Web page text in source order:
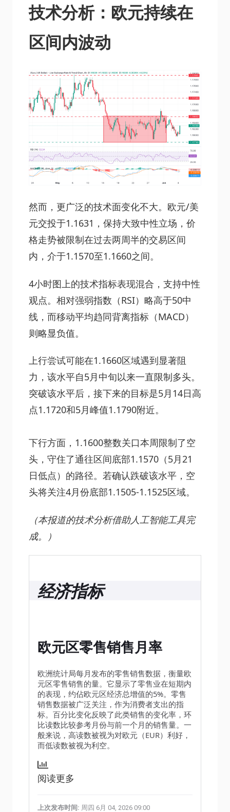
技术分析：欧元持续在
区间内波动
然而，更广泛的技术面变化不大。欧元/美
元交投于1.1631，保持大致中性立场，价
格走势被限制在过去两周半的交易区间
内，介于1.1570至1.1660之间。
4小时图上的技术指标表现混合，支持中性
观点。相对强弱指数（RSI）略高于50中
线，而移动平均趋同背离指标（MACD）
则略显负值。
上行尝试可能在1.1660区域遇到显著阻
力，该水平自5月中旬以来一直限制多头。
突破该水平后，接下来的目标是5月14日高
点1.1720和5月峰值1.1790附近。
下行方面，1.1600整数关口本周限制了空
头，守住了通往区间底部1.1570（5月21
日低点）的路径。若确认跌破该水平，空
头将关注4月份底部1.1505-1.1525区域。
（本报道的技术分析借助人工智能工具完
成。）
经济指标
欧元区零售销售月率
欧洲统计局每月发布的零售销售数据，衡量欧
元区零售销售的量。它显示了零售业在短期内
的表现，约佔欧元区经济总增值的5%。零售
销售数据被广泛关注，作为消费者支出的指
标。百分比变化反映了此类销售的变化率，环
比读数比较参考月份与前一个月的销售量。一
般来说，高读数被视为对欧元（EUR）利好，
而低读数被视为利空。
阅读更多
上次发布时间: 周四 6月 04, 2026 09:00